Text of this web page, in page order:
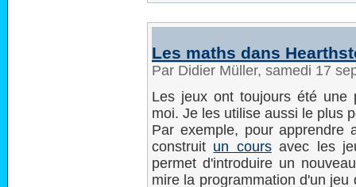
Les maths dans
Par Didier Müller, samedi 17
Les jeux ont toujours été une
moi. Je les utilise aussi le plus
Par exemple, pour apprendre
construit un coursavec les
permet d'introduire un
mire la programmation d'un